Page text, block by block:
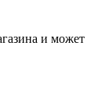
и может